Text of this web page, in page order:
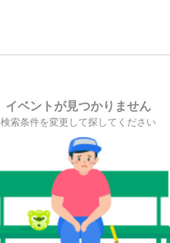
イベントが見つかりません
検索条件を変更して探してください